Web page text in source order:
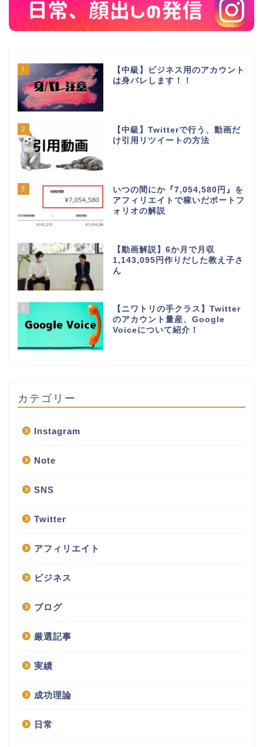
1
【中級】ビジネス用のアカウント
は身バレします！！
2
【中級】Twitterで行う、動画だ
け引用リツイートの方法
3
いつの間にか『7,054,580円』を
アフィリエイトで稼いだポートフ
ォリオの解説
4
【動画解説】6か月で月収
1,143,095円作りだした教え子さ
ん
5
【ニワトリの手クラス】Twitter
のアカウント量産、Google
Voiceについて紹介！
カテゴリー
Instagram
Note
SNS
Twitter
アフィリエイト
ビジネス
ブログ
厳選記事
実績
成功理論
日常